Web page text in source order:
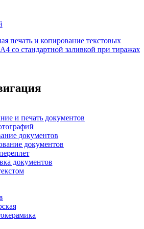
печать и копирование текстовых
со стандартной заливкой при тиражах
и печать документов
документов
документов
документов